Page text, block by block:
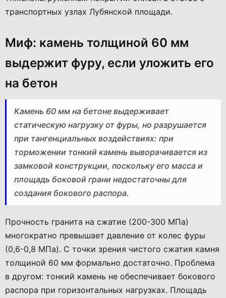
транспортных узлах Лубянской площади.
Миф: камень толщиной 60 мм
выдержит фуру, если уложить его
на бетон
Камень 60 мм на бетоне выдерживает
статическую нагрузку от фуры, но разрушается
при тангенциальных воздействиях: при
торможении тонкий камень выворачивается из
замковой конструкции, поскольку его масса и
площадь боковой грани недостаточны для
создания бокового распора.
Прочность гранита на сжатие (200-300 МПа)
многократно превышает давление от колес фуры
(0,6-0,8 МПа). С точки зрения чистого сжатия камня
толщиной 60 мм формально достаточно. Проблема
в другом: тонкий камень не обеспечивает бокового
распора при горизонтальных нагрузках. Площадь